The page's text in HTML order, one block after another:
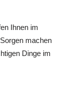
Ihnen im
machen
Dinge im